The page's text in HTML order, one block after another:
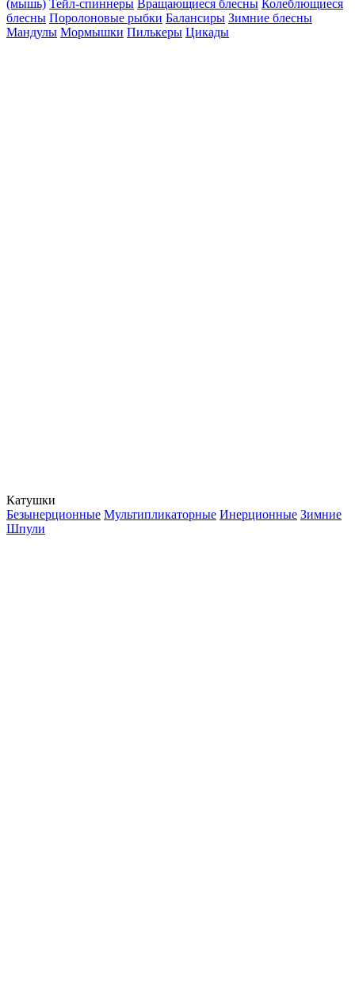
(мышь) Тейл-спиннеры Вращающиеся блесны Колеблющиеся
блесны Поролоновые рыбки Балансиры Зимние блесны
Мандулы Мормышки Пилькеры Цикады
Катушки
Безынерционные Мультипликаторные Инерционные Зимние
Шпули